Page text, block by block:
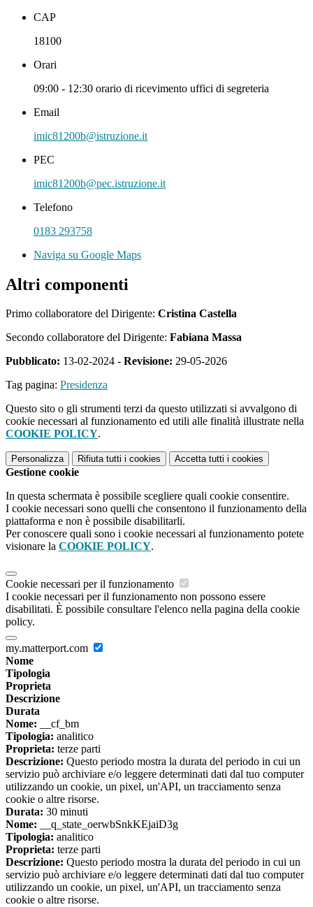
CAP
18100
Orari
09:00 - 12:30 orario di ricevimento uffici di segreteria
Email
imic81200b@istruzione.it
PEC
imic81200b@pec.istruzione.it
Telefono
0183 293758
Naviga su Google Maps
Altri componenti
Primo collaboratore del Dirigente: Cristina Castella
Secondo collaboratore del Dirigente: Fabiana Massa
Pubblicato: 13-02-2024 - Revisione: 29-05-2026
Tag pagina: Presidenza
Questo sito o gli strumenti terzi da questo utilizzati si avvalgono di
cookie necessari al funzionamento ed utili alle finalità illustrate nella
COOKIE POLICY.
Personalizza Rifiuta tutti i cookies Accetta tutti i cookies
Gestione cookie
In questa schermata è possibile scegliere quali cookie consentire.
I cookie necessari sono quelli che consentono il funzionamento della
piattaforma e non è possibile disabilitarli.
Per conoscere quali sono i cookie necessari al funzionamento potete
visionare la COOKIE POLICY.
Cookie necessari per il funzionamento
I cookie necessari per il funzionamento non possono essere
disabilitati. È possibile consultare l'elenco nella pagina della cookie
policy.
my.matterport.com
Nome
Tipologia
Proprieta
Descrizione
Durata
Nome: __cf_bm
Tipologia: analitico
Proprieta: terze parti
Descrizione: Questo periodo mostra la durata del periodo in cui un
servizio può archiviare e/o leggere determinati dati dal tuo computer
utilizzando un cookie, un pixel, un'API, un tracciamento senza
cookie o altre risorse.
Durata: 30 minuti
Nome: __q_state_oerwbSnkKEjaiD3g
Tipologia: analitico
Proprieta: terze parti
Descrizione: Questo periodo mostra la durata del periodo in cui un
servizio può archiviare e/o leggere determinati dati dal tuo computer
utilizzando un cookie, un pixel, un'API, un tracciamento senza
cookie o altre risorse.